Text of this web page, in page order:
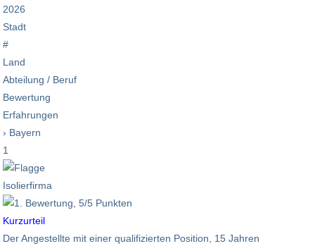
2026
Stadt
#
Land
Abteilung / Beruf
Bewertung
Erfahrungen
› Bayern
1
Isolierfirma
Kurzurteil
Der Angestellte mit einer qualifizierten Position, 15 Jahren